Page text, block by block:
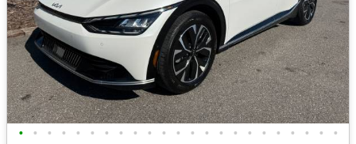
• • • • • • • • • • • • • • • • • • • • • • •